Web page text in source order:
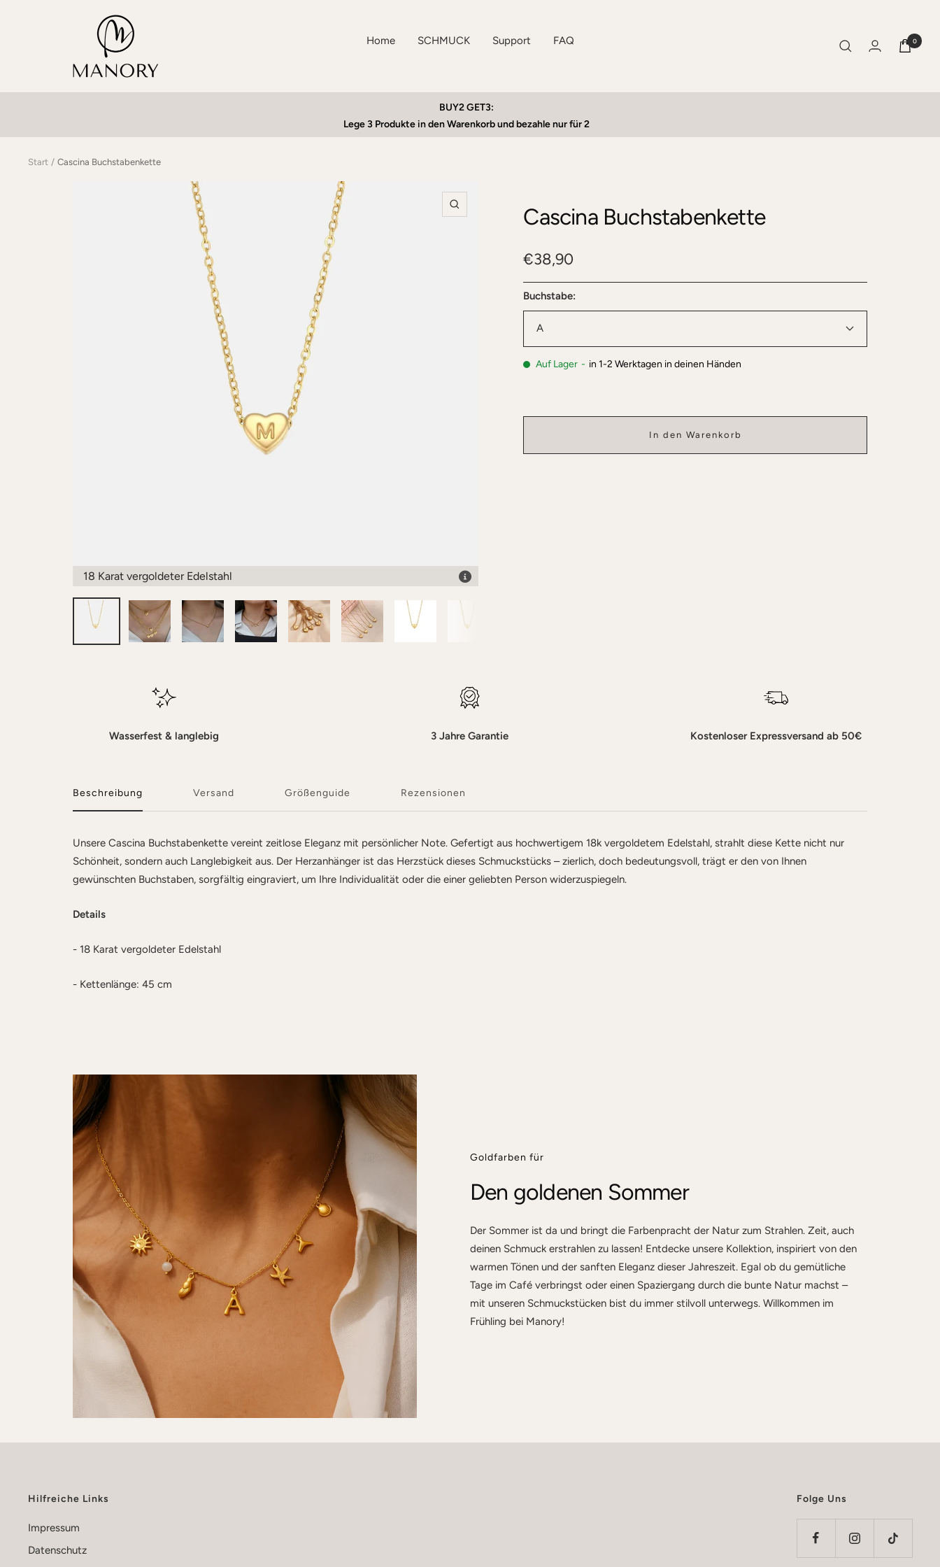
Home SCHMUCK Support FAQ 0
BUY2 GET3:
Lege 3 Produkte in den Warenkorb und bezahle nur für 2
Start Cascina Buchstabenkette
18 Karat vergoldeter Edelstahl
Zoom Cascina Buchstabenkette
Angebotspreis
€38,90
Buchstabe:
A
Auf Lager - in 1-2 Werktagen in deinen Händen
In den Warenkorb
Wasserfest & langlebig 3 Jahre Garantie Kostenloser Expressversand ab 50€
Beschreibung Versand Größenguide Rezensionen
Unsere Cascina Buchstabenkette vereint zeitlose Eleganz mit persönlicher Note. Gefertigt aus hochwertigem 18k vergoldetem Edelstahl, strahlt diese Kette nicht nur
Schönheit, sondern auch Langlebigkeit aus. Der Herzanhänger ist das Herzstück dieses Schmuckstücks – zierlich, doch bedeutungsvoll, trägt er den von Ihnen
gewünschten Buchstaben, sorgfältig eingraviert, um Ihre Individualität oder die einer geliebten Person widerzuspiegeln.
Details
- 18 Karat vergoldeter Edelstahl
- Kettenlänge: 45 cm
Goldfarben für
Den goldenen Sommer
Der Sommer ist da und bringt die Farbenpracht der Natur zum Strahlen. Zeit, auch
deinen Schmuck erstrahlen zu lassen! Entdecke unsere Kollektion, inspiriert von den
warmen Tönen und der sanften Eleganz dieser Jahreszeit. Egal ob du gemütliche
Tage im Café verbringst oder einen Spaziergang durch die bunte Natur machst –
mit unseren Schmuckstücken bist du immer stilvoll unterwegs. Willkommen im
Frühling bei Manory!
Hilfreiche Links
Impressum
Datenschutz
Folge Uns